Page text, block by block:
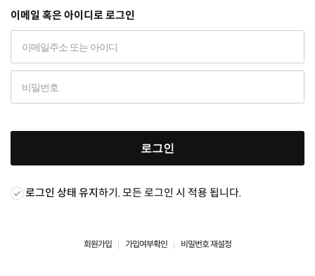
이메일 혹은 아이디로 로그인
로그인
로그인 상태 유지하기. 모든 로그인 시 적용 됩니다.
회원가입 가입여부확인 비밀번호 재설정